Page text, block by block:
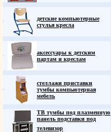
детские компьютерные
стулья кресла
аксессуары к детским
партам и креслам
стеллажи приставки
тумбы компьютерная
мебель
ТВ тумбы под плазменную
панель подставки под
телевизор